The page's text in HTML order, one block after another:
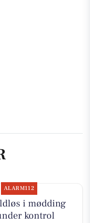
ALARM112
i mødding
kontrol